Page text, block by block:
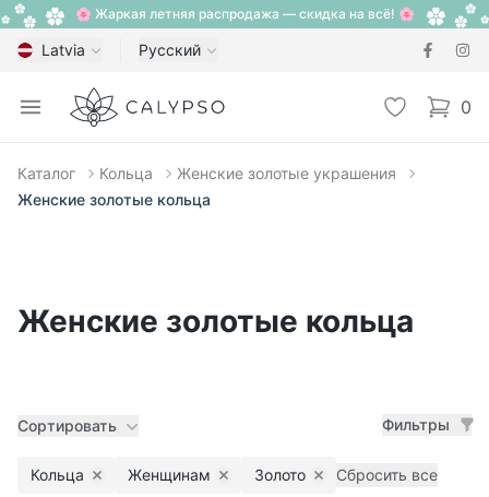
🌸 Жаркая летняя распродажа — скидка на всё! 🌸
Latvia Русский
Open menu
Calypso Избранное
0
items
Каталог Кольца
Женские золотые украшения
Женские золотые кольца
Женские золотые кольца
Сортировать Фильтры
Кольца Remove filter
Женщинам Remove filter
Золото Remove filter
Сбросить все